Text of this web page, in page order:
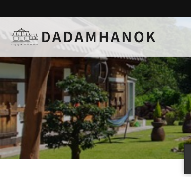
하위분류 하위분류 하위분류 하위분류